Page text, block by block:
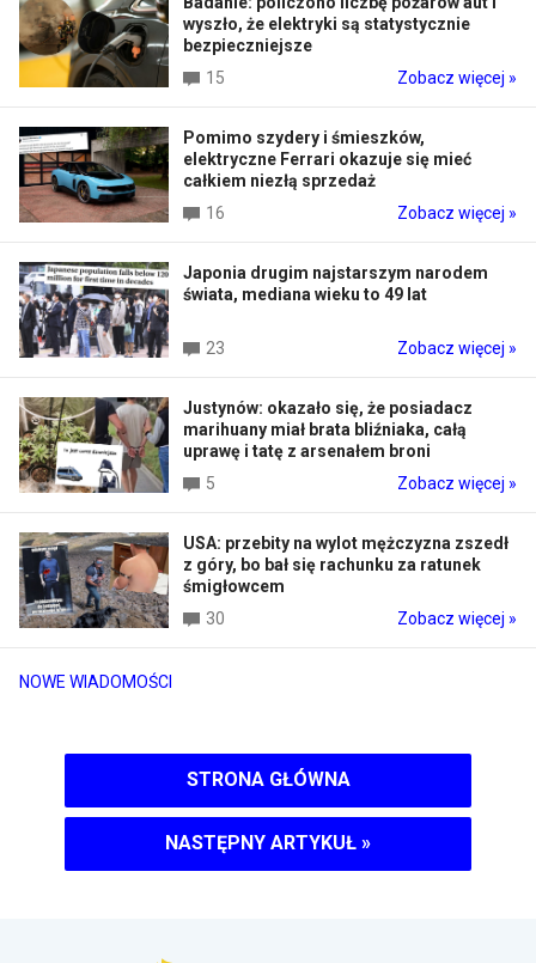
NOWE WIADOMOŚCI
wyszło, że elektryki są statystycznie
bezpieczniejsze
15
Zobacz więcej »
Pomimo szydery i śmieszków,
elektryczne Ferrari okazuje się mieć
całkiem niezłą sprzedaż
16
Zobacz więcej »
Japonia drugim najstarszym narodem
świata, mediana wieku to 49 lat
23 Zobacz więcej »
Justynów: okazało się, że posiadacz
marihuany miał brata bliźniaka, całą
uprawę i tatę z arsenałem broni
5
Zobacz więcej »
USA: przebity na wylot mężczyzna zszedł
z góry, bo bał się rachunku za ratunek
śmigłowcem
30
Zobacz więcej »
STRONA GŁÓWNA
NASTĘPNY ARTYKUŁ »